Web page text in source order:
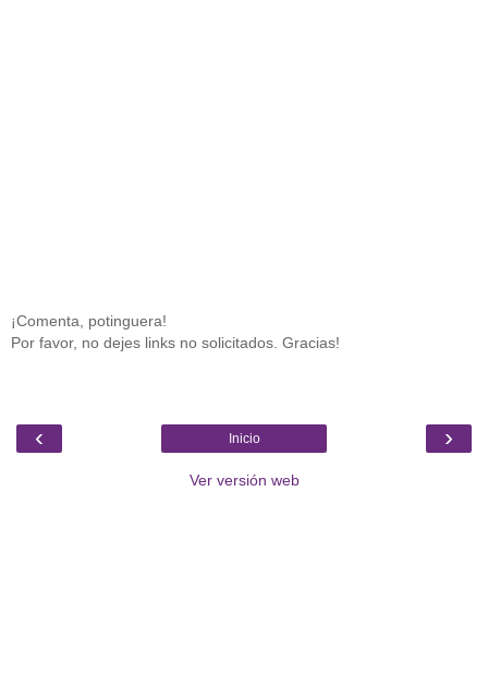
¡Comenta, potinguera!
Por favor, no dejes links no solicitados. Gracias!
‹ ›
Inicio
Ver versión web